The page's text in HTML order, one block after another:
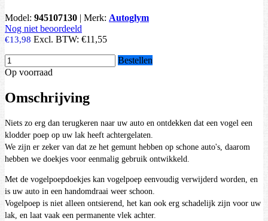
Model: 945107130 | Merk: Autoglym
Nog niet beoordeeld
€13,98 Excl. BTW: €11,55
Bestellen
Op voorraad
Omschrijving
Niets zo erg dan terugkeren naar uw auto en ontdekken dat een vogel een
klodder poep op uw lak heeft achtergelaten.
We zijn er zeker van dat ze het gemunt hebben op schone auto's, daarom
hebben we doekjes voor eenmalig gebruik ontwikkeld.
Met de vogelpoepdoekjes kan vogelpoep eenvoudig verwijderd worden, en
is uw auto in een handomdraai weer schoon.
Vogelpoep is niet alleen ontsierend, het kan ook erg schadelijk zijn voor uw
lak, en laat vaak een permanente vlek achter.